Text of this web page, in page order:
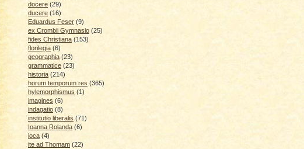
docere (29)
ducere (16)
Eduardus Feser (9)
ex Crombii Gymnasio (25)
fides Christiana (153)
florilegia (6)
geographia (23)
grammatice (23)
historia (214)
horum temporum res (365)
hylemorphismus (1)
imagines (6)
indagatio (8)
institutio liberalis (71)
Ioanna Rolanda (6)
ioca (4)
ite ad Thomam (22)